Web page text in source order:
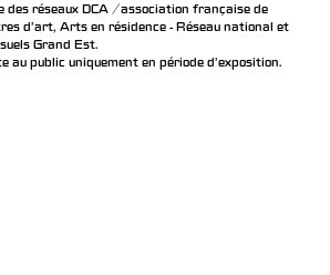
réseaux DCA / association française de
d'art, Arts en résidence - Réseau national et
Grand Est.
au public uniquement en période d'exposition.